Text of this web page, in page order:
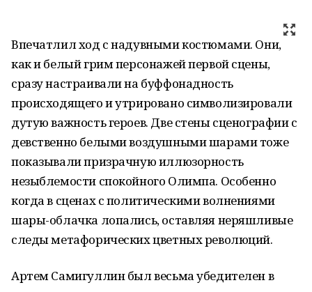
Впечатлил ход с надувными костюмами. Они,
как и белый грим персонажей первой сцены,
сразу настраивали на буффонадность
происходящего и утрировано символизировали
дутую важность героев. Две стены сценографии с
девственно белыми воздушными шарами тоже
показывали призрачную иллюзорность
незыблемости спокойного Олимпа. Особенно
когда в сценах с политическими волнениями
шары-облачка лопались, оставляя неряшливые
следы метафорических цветных революций.
Артем Самигуллин был весьма убедителен в